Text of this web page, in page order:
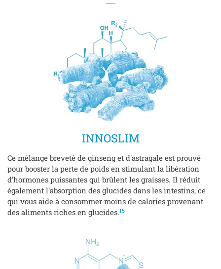
INNOSLIM
Ce mélange breveté de ginseng et d'astragale est prouvé
pour booster la perte de poids en stimulant la libération
d'hormones puissantes qui brûlent les graisses. Il réduit
également l'absorption des glucides dans les intestins, ce
qui vous aide à consommer moins de calories provenant
des aliments riches en glucides.15